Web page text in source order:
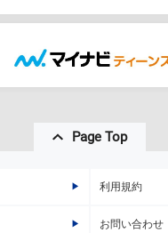
Page Top
利用規約
お問い合わせ